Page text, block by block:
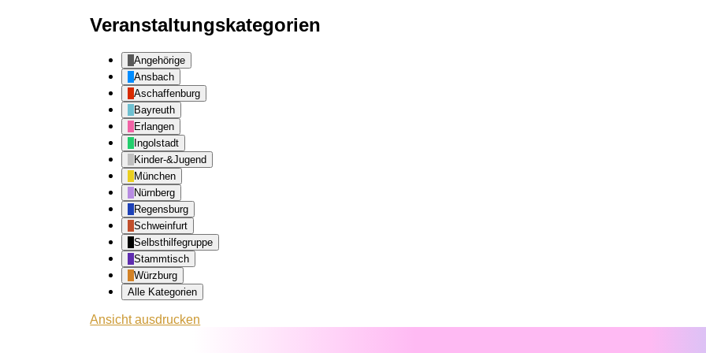
Veranstaltungskategorien
Angehörige
Ansbach
Aschaffenburg
Bayreuth
Erlangen
Ingolstadt
Kinder-&Jugend
München
Nürnberg
Regensburg
Schweinfurt
Selbsthilfegruppe
Stammtisch
Würzburg
Alle Kategorien
Ansichtausdrucken